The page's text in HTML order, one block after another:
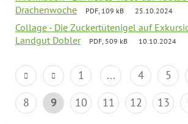
Drachenwoche
PDF, 109 kB 25.10.2024
Collage - Die Zuckertütenigel auf
Landgut Dobler
PDF, 509 kB 10.10.2024
1 ... 4 5
8
9 10 11 12 13